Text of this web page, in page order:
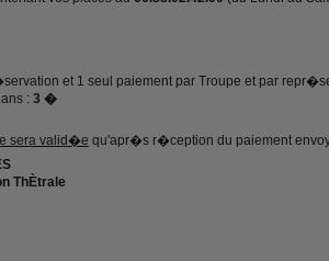
et 1 seul paiement par Troupe et par
: 3 �
sera valid�e qu'apr�s r�ception du paiement
ThÈtrale